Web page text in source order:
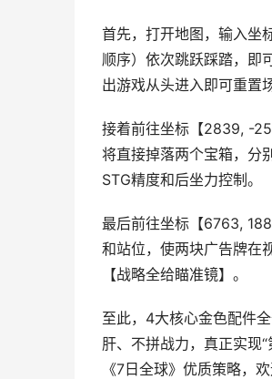
首先，打开地图，输入坐
顺序）依次跳跃踩踏，即
出游戏从头进入即可重置
接着前往坐标【2839, -
将直接掉落两个宝箱，分
STG精度和后坐力控制。
最后前往坐标【6763,
和站位，使两块广告牌在
【战略全给瞄准镜】。
至此，4大核心金色配件
肝、不拼战力，真正实现
《7日全球》优质策略，欢